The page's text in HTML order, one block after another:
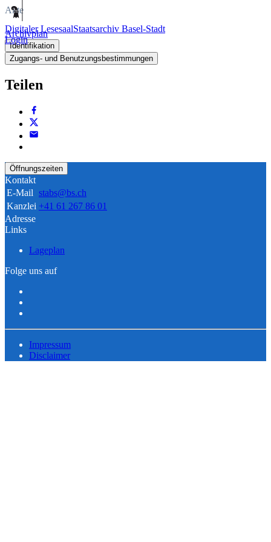
Digitaler LesesaalStaatsarchiv Basel-Stadt
Login
Akte
Archivplan
Identifikation
Zugangs- und Benutzungsbestimmungen
Teilen
Öffnungszeiten
Kontakt
E-Mail stabs@bs.ch
Kanzlei +41 61 267 86 01
Adresse
Links
Lageplan
Folge uns auf
Impressum
Disclaimer